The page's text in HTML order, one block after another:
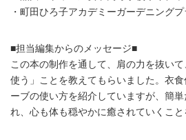
・町田ひろ子アカデミーガーデニング
■担当編集からのメッセージ■
この本の制作を通して、肩の力を抜い
使う」ことを教えてもらいました。衣
ーブの使い方を紹介していますが、簡
れ、心も体も穏やかに癒されていくこと